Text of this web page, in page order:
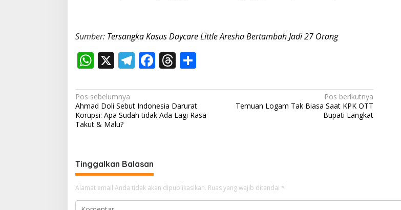
Sumber: Tersangka Kasus Daycare Little Aresha Bertambah Jadi 27 Orang
W
at
s
A
p
X T
e
gr
F
e
b
T
re
a
d
ar
e
N
a
v
g
a
s
i
Pos sebelumnya
Ahmad Doli Sebut Indonesia Darurat
Korupsi: Apa Sudah tidak Ada Lagi Rasa
Takut & Malu?
Pos berikutnya
Temuan Logam Tak Biasa Saat KPK OTT
Bupati Langkat
Tinggalkan Balasan
Alamat email Anda tidak akan dipublikasikan. Ruas yang wajib ditandai *